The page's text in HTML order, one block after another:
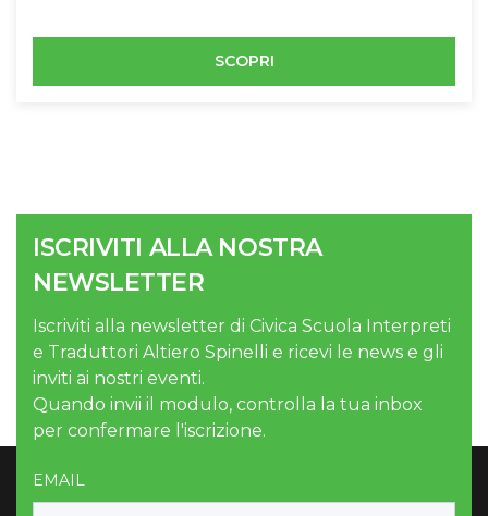
SCOPRI
ISCRIVITI ALLA NOSTRA
NEWSLETTER
Iscriviti alla newsletter di Civica Scuola Interpreti
e Traduttori Altiero Spinelli e ricevi le news e gli
inviti ai nostri eventi.
Quando invii il modulo, controlla la tua inbox
per confermare l'iscrizione.
EMAIL